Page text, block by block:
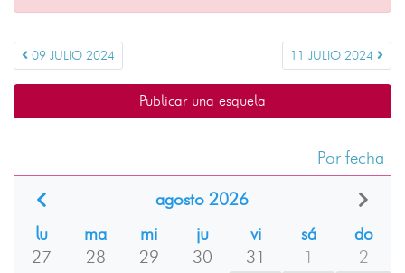
09 JULIO 2024 11 JULIO 2024
Publicar una esquela
Por fecha
agosto 2026
lu
ma mi ju vi sá
do
27
28 29 30 31 1
2